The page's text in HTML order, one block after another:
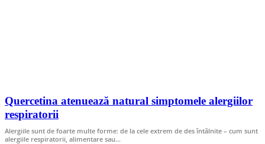
Quercetina atenuează natural simptomele alergiilor
respiratorii
Alergiile sunt de foarte multe forme: de la cele extrem de des întâlnite – cum sunt
alergiile respiratorii, alimentare sau…